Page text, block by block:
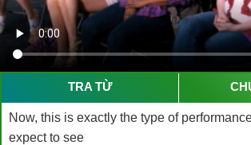
TRA TỪ
Now, this is exactly the type of
expect to see